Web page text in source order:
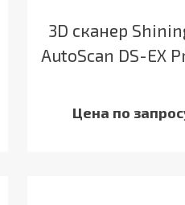
3D сканер
AutoScan DS-EX
Цена по